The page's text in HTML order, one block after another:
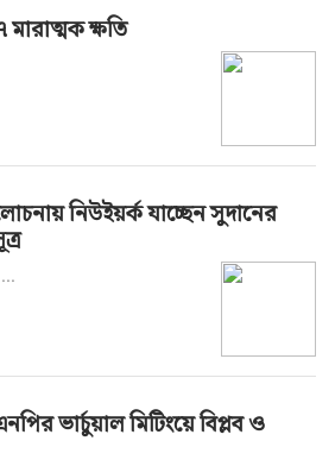
মারাত্মক ক্ষতি
নিউইয়র্ক যাচ্ছেন সুদানের
ভার্চুয়াল মিটিংয়ে বিপ্লব ও